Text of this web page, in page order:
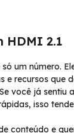
HDMI 2.1
um número.
e recursos que
você já sentiu
isso
conteúdo e